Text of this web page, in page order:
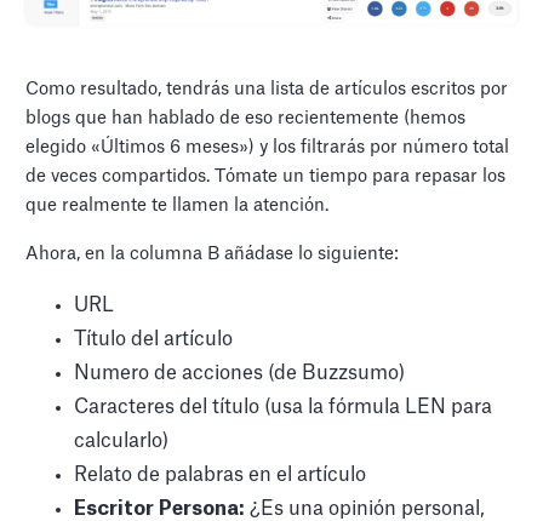
Como resultado, tendrás una lista de artículos escritos por
blogs que han hablado de eso recientemente (hemos
elegido «Últimos 6 meses») y los filtrarás por número total
de veces compartidos. Tómate un tiempo para repasar los
que realmente te llamen la atención.
Ahora, en la columna B añádase lo siguiente:
URL
Título del artículo
Numero de acciones (de Buzzsumo)
Caracteres del título (usa la fórmula LEN para
calcularlo)
Relato de palabras en el artículo
Escritor Persona: ¿Es una opinión personal,